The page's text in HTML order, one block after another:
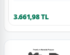
3.661,98 TL